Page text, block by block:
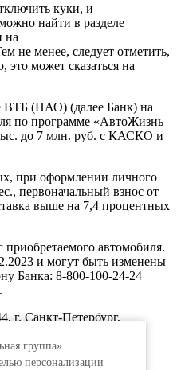
группа»
персонализации
куки, и
найти в разделе
на
не менее, следует отметить,
это может сказаться на
ВТБ (ПАО) (далее Банк) на
по программе «АвтоЖизнь
до 7 млн. руб. с КАСКО и
при оформлении личного
первоначальный взнос от
выше на 7,4 процентных
приобретаемого автомобиля.
и могут быть изменены
Банка: 8-800-100-24-24
г. Санкт-Петербург,
Реклама 0+. Не